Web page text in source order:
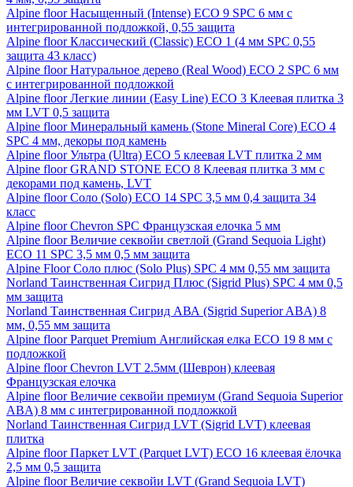
Alpine floor Насыщенный (Intense) ECO 9 SPC 6 мм с
интегрированной подложкой, 0,55 защита
Alpine floor Классический (Classic) ECO 1 (4 мм SPC 0,55
защита 43 класс)
Alpine floor Натуральное дерево (Real Wood) ECO 2 SPC 6 мм
с интегрированной подложкой
Alpine floor Легкие линии (Easy Line) ECO 3 Клеевая плитка 3
мм LVT 0,5 защита
Alpine floor Минеральный камень (Stone Mineral Core) ECO 4
SPC 4 мм, декоры под камень
Alpine floor Ультра (Ultra) ECO 5 клеевая LVT плитка 2 мм
Alpine floor GRAND STONE ECO 8 Клеевая плитка 3 мм с
декорами под камень, LVT
Alpine floor Соло (Solo) ECO 14 SPC 3,5 мм 0,4 защита 34
класс
Alpine floor Chevron SPC Французская елочка 5 мм
Alpine floor Величие секвойи светлой (Grand Sequoia Light)
ECO 11 SPC 3,5 мм 0,5 мм защита
Alpine Floor Соло плюс (Solo Plus) SPC 4 мм 0,55 мм защита
Norland Таинственная Сигрид Плюс (Sigrid Plus) SPC 4 мм 0,5
мм защита
Norland Таинственная Сигрид АВА (Sigrid Superior ABA) 8
мм, 0,55 мм защита
Alpine floor Parquet Premium Английская елка ECO 19 8 мм с
подложкой
Alpine floor Chevron LVT 2.5мм (Шеврон) клеевая
Французская елочка
Alpine floor Величие секвойи премиум (Grand Sequoia Superior
ABA) 8 мм с интегрированной подложкой
Norland Таинственная Сигрид LVT (Sigrid LVT) клеевая
плитка
Alpine floor Паркет LVT (Parquet LVT) ECO 16 клеевая ёлочка
2,5 мм 0,5 защита
Alpine floor Величие секвойи LVT (Grand Sequoia LVT)